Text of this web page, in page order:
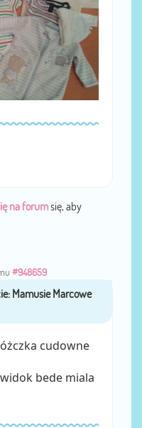
na forumsię, aby
#948659
cudowne
bede miala